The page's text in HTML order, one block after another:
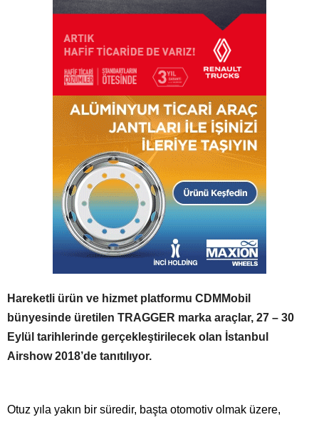
Hareketli ürün ve hizmet platformu CDMMobil
bünyesinde üretilen TRAGGER marka araçlar, 27 – 30
Eylül tarihlerinde gerçekleştirilecek olan İstanbul
Airshow 2018’de tanıtılıyor.
Otuz yıla yakın bir süredir, başta otomotiv olmak üzere,